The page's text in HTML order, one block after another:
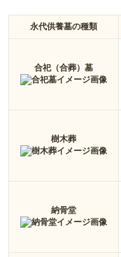
永代供養墓の種類
合祀（合葬）墓
樹木葬
納骨堂